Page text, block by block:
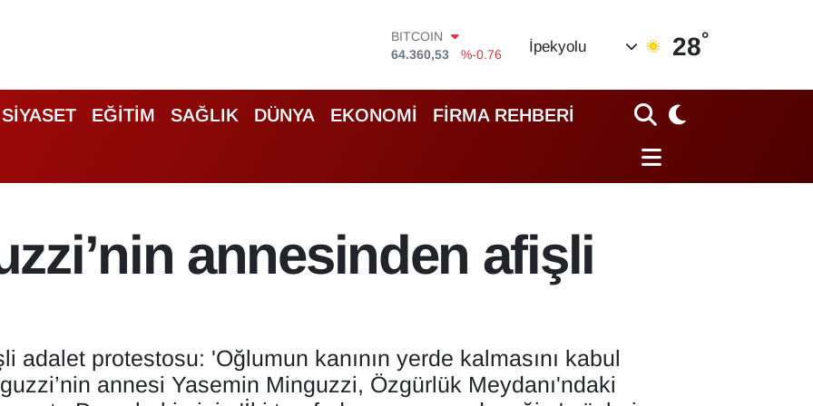
DOLAR
47,7069
%0.17
STERLİN
BİST100
İpekyolu 28°
SİYASET EĞİTİM SAĞLIK DÜNYA EKONOMİ FİRMA REHBERİ
annesinden afişli
adalet protestosu: 'Oğlumun kanının yerde kalmasını kabul
annesi Yasemin Minguzzi, Özgürlük Meydanı'ndaki